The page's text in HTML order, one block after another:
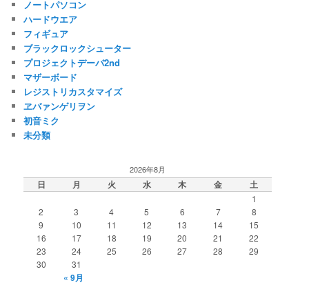
ノートパソコン
ハードウエア
フィギュア
ブラックロックシューター
プロジェクトデーバ2nd
マザーボード
レジストリカスタマイズ
ヱバァンゲリヲン
初音ミク
未分類
2026年8月
日 月 火 水 木 金 土
1
2
3 4 5 6 7
8
9
10 11 12 13 14
15
16
17 18 19 20 21
22
23
24 25 26 27 28
29
30
31
« 9月